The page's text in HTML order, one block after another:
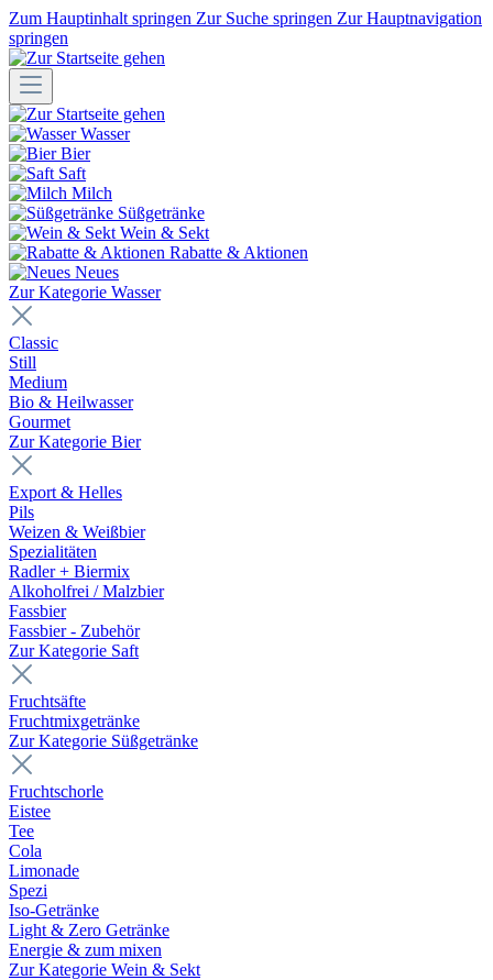
Zum Hauptinhalt springen Zur Suche springen Zur Hauptnavigation
springen
Wasser
Bier
Saft
Milch
Süßgetränke
Wein & Sekt
Rabatte & Aktionen
Neues
Zur Kategorie Wasser
Classic
Still
Medium
Bio & Heilwasser
Gourmet
Zur Kategorie Bier
Export & Helles
Pils
Weizen & Weißbier
Spezialitäten
Radler + Biermix
Alkoholfrei / Malzbier
Fassbier
Fassbier - Zubehör
Zur Kategorie Saft
Fruchtsäfte
Fruchtmixgetränke
Zur Kategorie Süßgetränke
Fruchtschorle
Eistee
Tee
Cola
Limonade
Spezi
Iso-Getränke
Light & Zero Getränke
Energie & zum mixen
Zur Kategorie Wein & Sekt